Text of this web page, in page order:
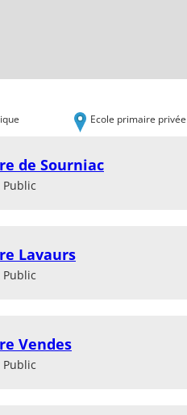
Ecole primaire privée
de Sourniac
Lavaurs
Vendes